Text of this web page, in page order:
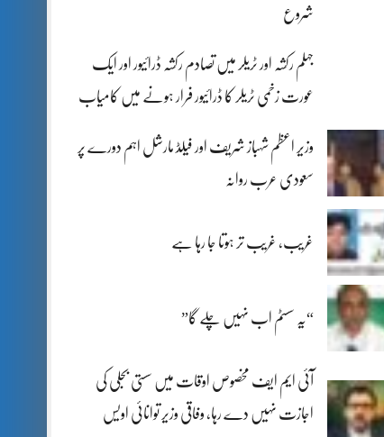
شروع
جہلم رکشہ اور ٹریلر میں تصادم رکشہ ڈرائیور اور ایک
عورت زخمی ٹریلر کا ڈرائیور فرار ہونے میں کامیاب
وزیر اعظم شہباز شریف اور فیلڈ مارشل اہم دورے پر
سعودی عرب روانہ
غریب، غریب تر ہوتا جا رہا ہے
“یہ سسٹم اب نہیں چلے گا”
آئی ایم ایف مخصوص اوقات میں سستی بجلی کی
اجازت نہیں دے رہا، وفاقی وزیر توانائی اویس